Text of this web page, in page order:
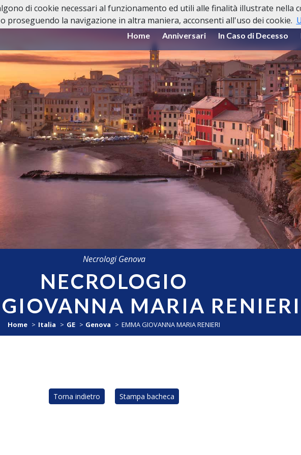
Home Anniversari In Caso di Decesso
Necrologi Genova
NECROLOGIO
MARIA RENIERI
Home Italia GE Genova EMMA GIOVANNA MARIA RENIERI
Torna indietro Stampa bacheca
di cookie necessari al funzionamento ed utili alle finalità illustrate nella
proseguendo la navigazione in altra maniera, acconsenti all'uso dei cookie.